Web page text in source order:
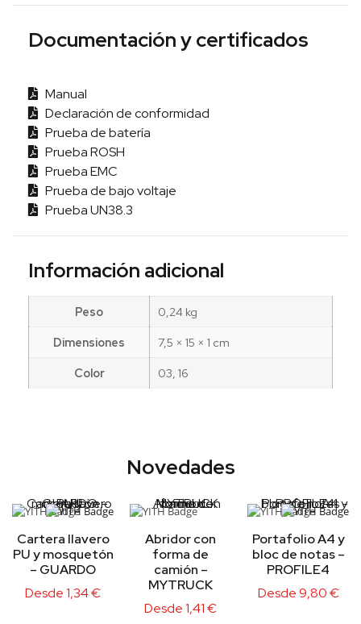
Documentación y certificados
Manual
Declaración de conformidad
Prueba de batería
Prueba ROSH
Prueba EMC
Prueba de bajo voltaje
Prueba UN38.3
Información adicional
Peso
0,24 kg
Dimensiones
7,5 × 15 × 1 cm
Color
03, 16
Novedades
Cartera llavero
PU y mosquetón
– GUARDO
Desde1,34€
Abridor con
forma de
camión –
MYTRUCK
Desde1,41€
Portafolio A4 y
bloc de notas –
PROFILE4
Desde9,80€